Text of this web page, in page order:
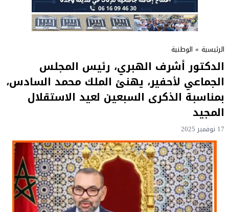
الرئيسية » الوطنية
الدكتور أشرف الهبري، رئيس المجلس
الجماعي لأحفير، يهنئ الملك محمد السادس،
بمناسبة الذكرى السبعين لعيد الاستقلال
المجيد
17 نوفمبر 2025